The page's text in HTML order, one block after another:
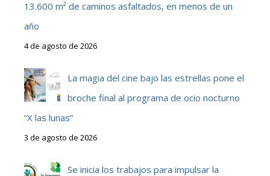
13.600 m² de caminos asfaltados, en menos de un
año
4 de agosto de 2026
La magia del cine bajo las estrellas pone el
broche final al programa de ocio nocturno
“X las lunas”
3 de agosto de 2026
Se inicia los trabajos para impulsar la